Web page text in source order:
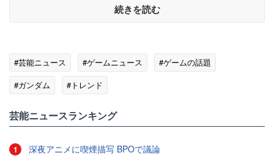
続きを読む
#芸能ニュース #ゲームニュース
#ゲームの話題
#ガンダム
#トレンド
芸能ニュースランキング
1 深夜アニメに喫煙描写 BPOで議論